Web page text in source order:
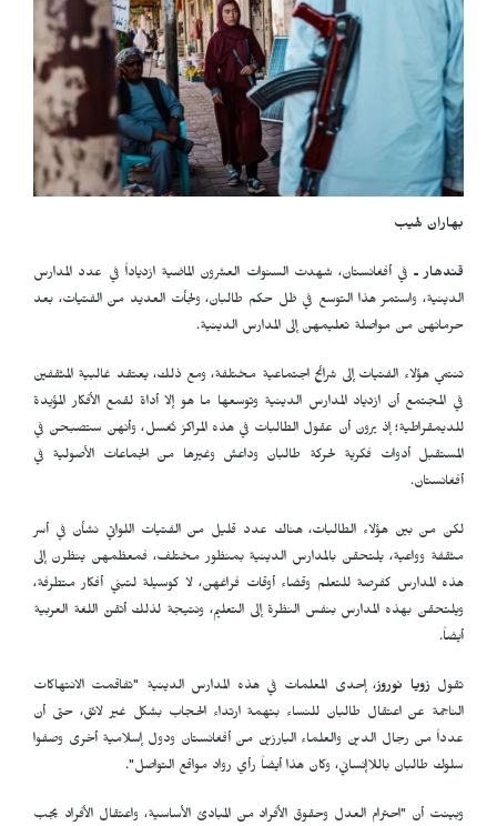
بهاران لهيب
قندهار ـ في أفغانستان، شهدت السنوات العشرون الماضية ازدياداً في عدد المدارس
الدينية، واستمر هذا التوسع في ظل حكم طالبان، ولجأت العديد من الفتيات، بعد
حرمانهن من مواصلة تعليمهن إلى المدارس الدينية.
تنتمي هؤلاء الفتيات إلى شرائح اجتماعية مختلفة، ومع ذلك، يعتقد غالبية المثقفين
في المجتمع أن ازدياد المدارس الدينية وتوسعها ما هو إلا أداة لقمع الأفكار المؤيدة
للديمقراطية؛ إذ يرون أن عقول الطالبات في هذه المراكز تُغسل، وأنهن ستصبحن في
المستقبل أدوات فكرية لحركة طالبان وداعش وغيرها من الجماعات الأصولية في
أفغانستان.
لكن من بين هؤلاء الطالبات، هناك عدد قليل من الفتيات اللواتي نشأن في أسر
مثقفة وواعية، يلتحقن بالمدارس الدينية بمنظور مختلف، فمعظمهن ينظرن إلى
هذه المدارس كفرصة للتعلم وقضاء أوقات فراغهن، لا كوسيلة لتبني أفكار متطرفة،
ويلتحقن بهذه المدارس بنفس النظرة إلى التعليم، ونتيجة لذلك أتقنّ اللغة العربية
أيضاً.
تقول زويا نوروز، إحدى المعلمات في هذه المدارس الدينية "تفاقمت الانتهاكات
الناجمة عن اعتقال طالبان للنساء بتهمة ارتداء الحجاب بشكل غير لائق، حتى أن
عدداً من رجال الدين والعلماء البارزين من أفغانستان ودول إسلامية أخرى وصفوا
سلوك طالبان باللاإنساني، وكان هذا أيضاً رأي رواد مواقع التواصل".
وبينت أن "احترام العدل وحقوق الأفراد من المبادئ الأساسية، واعتقال الأفراد يجب